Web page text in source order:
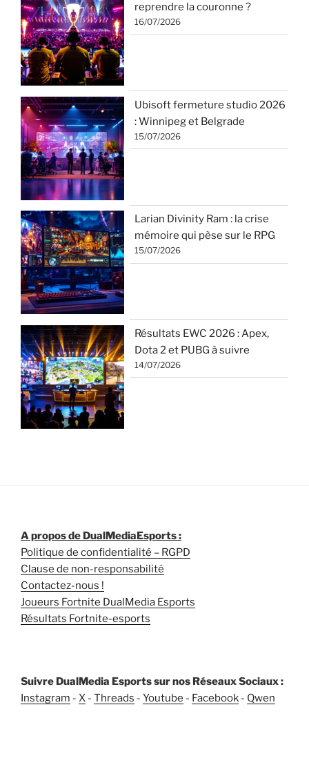
reprendre la couronne ?
16/07/2026
Ubisoft fermeture studio 2026
: Winnipeg et Belgrade
15/07/2026
Larian Divinity Ram : la crise
mémoire qui pèse sur le RPG
15/07/2026
Résultats EWC 2026 : Apex,
Dota 2 et PUBG à suivre
14/07/2026
A propos de DualMediaEsports :
Politique de confidentialité – RGPD
Clause de non-responsabilité
Contactez-nous !
Joueurs Fortnite DualMedia Esports
Résultats Fortnite-esports
Suivre DualMedia Esports sur nos Réseaux Sociaux :
Instagram - X - Threads - Youtube - Facebook - Qwen